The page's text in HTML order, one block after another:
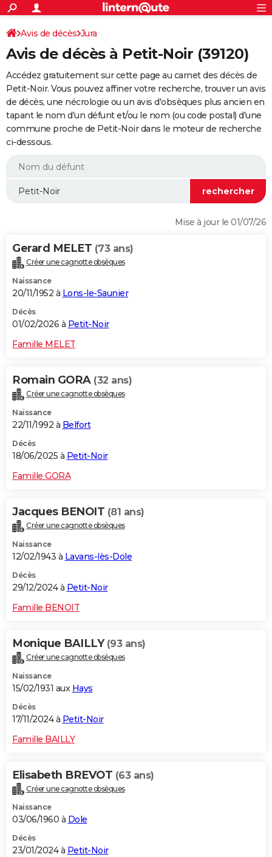
ACTUALITÉS
Politique
Société
Faits Divers
Education
Monde
Villes
+
SPORT
Coupe du monde 2026
Football
Tennis
Cyclisme
Rugby
Forum
Programme TV
TNT
Streaming
Cinéma
Sorties cinéma
Musique
+
FINANCE
Retraite
Epargne
Immobilier
Risques naturels par ville
Assurance
AUTO
Essais
Réserver un essai
Citadines
Berlines
SUV
Forum auto
+HIGH-TECH
BRICOLAGE
WEEK-END
Alimentation
Guide de la santé
Maladies
Médicaments
Sommeil
VOYAGE
Destinations
City break
Voyage nature
Voyage de noces
Forum
Climat
+PHOTO
GUIDES D'ACHAT
Carte de Noël
Carte Bonne année
Carte Saint-Valentin
Carte Pâques
Carte d'anniversaire
DICTIONNAIRE
Dictionnaire
Biographies
Citations
Expressions
Proverbes
PROGRAMME TV
S'inscrire
Se connecter
Lycées
Collèges
Primaires
Universités
Entreprises
Service militaire
Avis de recherche
AVIS DE DÉCÈS
FORUM
Avis de décès Jura
Avis de décès à Petit-Noir (39120)
Accédez gratuitement sur cette page au carnet des décès de
Petit-Noir. Vous pouvez affiner votre recherche, trouver un avis
de décès, une nécrologie ou un avis d'obsèques plus ancien en
tapant le nom d'un défunt et/ou le nom (ou code postal) d'une
commune proche de Petit-Noir dans le moteur de recherche
ci-dessous.
Mise à jour le 01/07/26
Gerard MELET (73 ans)
Créer une cagnotte obsèques
Naissance
20/11/1952 à Lons-le-Saunier
Décès
01/02/2026 à Petit-Noir
Famille MELET
Romain GORA (32 ans)
Créer une cagnotte obsèques
Naissance
22/11/1992 à Belfort
Décès
18/06/2025 à Petit-Noir
Famille GORA
Jacques BENOIT (81 ans)
Créer une cagnotte obsèques
Naissance
12/02/1943 à Lavans-lès-Dole
Décès
29/12/2024 à Petit-Noir
Famille BENOIT
Monique BAILLY (93 ans)
Créer une cagnotte obsèques
Naissance
15/02/1931 aux Hays
Décès
17/11/2024 à Petit-Noir
Famille BAILLY
Elisabeth BREVOT (63 ans)
Créer une cagnotte obsèques
Naissance
03/06/1960 à Dole
Décès
23/01/2024 à Petit-Noir